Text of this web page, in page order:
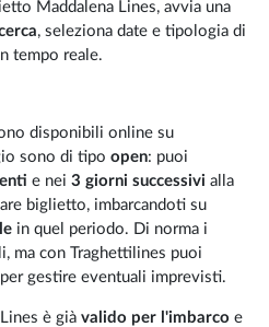
Maddalena Lines, avvia una
, seleziona date e tipologia di
tempo reale.
disponibili online su
sono di tipoopen: puoi
e nei3 giorni successivi alla
biglietto, imbarcandoti su
in quel periodo. Di norma i
ma con Traghettilines puoi
per gestire eventuali imprevisti.
è giàvalido per l'imbarco e